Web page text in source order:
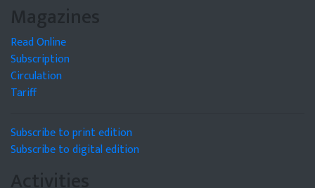
Magazines
Read Online
Subscription
Circulation
Tariff
Subscribe to print edition
Subscribe to digital edition